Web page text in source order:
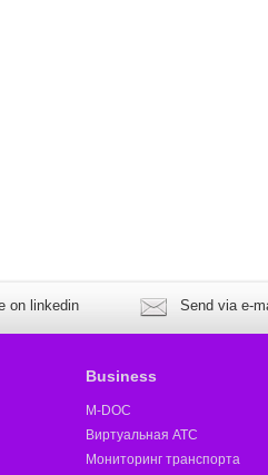
on linkedin Send via e-
Business
M-DOC
Виртуальная АТС
Мониторинг транспорта